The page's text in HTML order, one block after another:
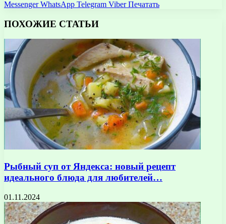
Messenger WhatsApp Telegram Viber Печатать
ПОХОЖИЕ СТАТЬИ
Рыбный суп от Яндекса: новый рецепт
идеального блюда для любителей…
01.11.2024